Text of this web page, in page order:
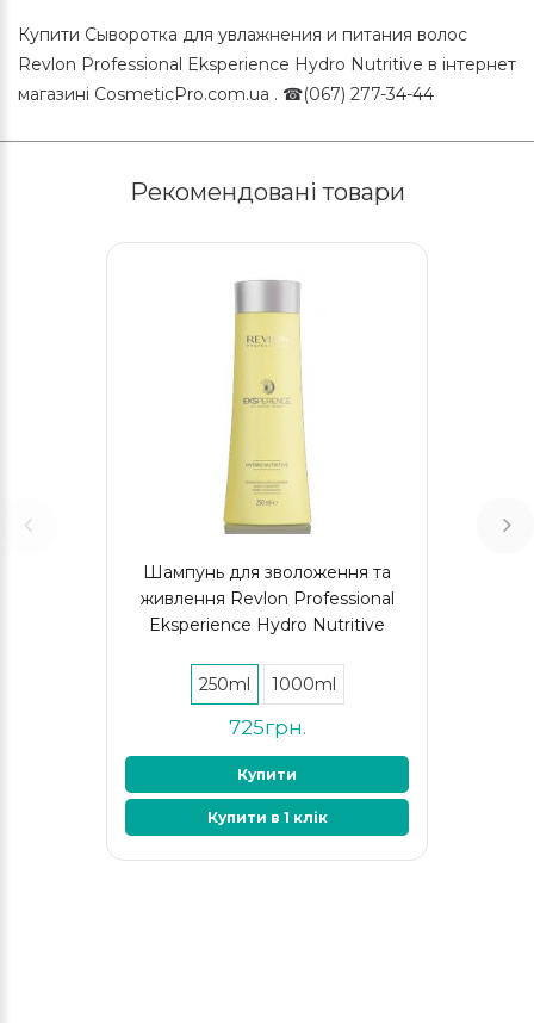
Купити Сыворотка для увлажнения и питания волос
Revlon Professional Eksperience Hydro Nutritive в інтернет
магазині CosmeticPro.com.ua . ☎(067) 277-34-44
Рекомендовані товари
Шампунь для зволоження та
живлення Revlon Professional
Eksperience Hydro Nutritive
250ml 1000ml
725грн.
Купити
Купити в 1 клік